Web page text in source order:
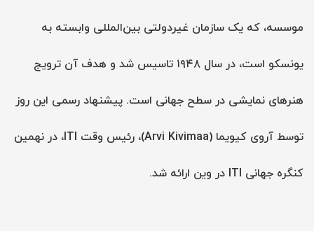
موسسه، که یک سازمان غیردولتی بین‌المللی وابسته به
یونسکو است، در سال ۱۹۴۸ تاسیس شد و هدف آن ترویج
هنرهای نمایشی در سطح جهانی است. پیشنهاد رسمی این روز
توسط آروی کیویما (Arvi Kivimaa)، رئیس وقت ITI، در نهمین
کنگره جهانی ITI در وین ارائه شد.